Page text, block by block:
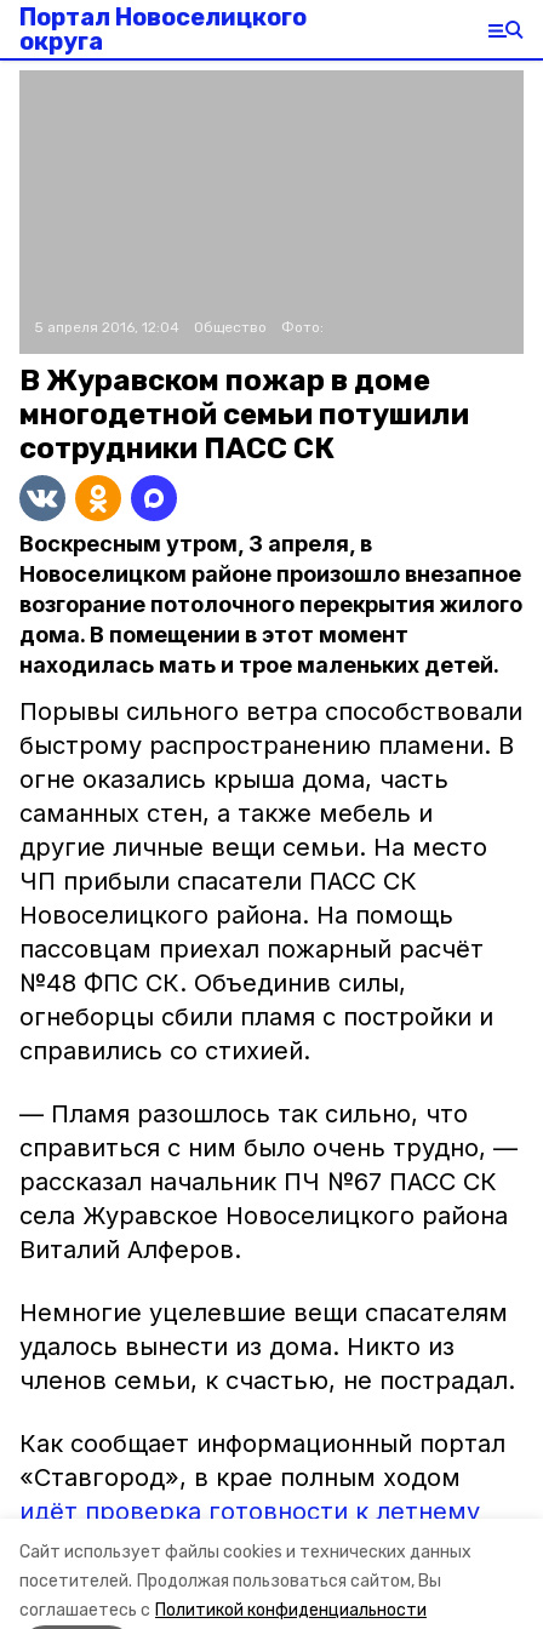
Сайт использует файлы cookies и технических данных
посетителей. Продолжая пользоваться сайтом, Вы
соглашаетесь с Политикой конфиденциальности
Портал Новоселицкого
округа
5 апреля 2016, 12:04 Общество Фото:
В Журавском пожар в доме
многодетной семьи потушили
сотрудники ПАСС СК
Воскресным утром, 3 апреля, в
Новоселицком районе произошло внезапное
возгорание потолочного перекрытия жилого
дома. В помещении в этот момент
находилась мать и трое маленьких детей.
Порывы сильного ветра способствовали
быстрому распространению пламени. В
огне оказались крыша дома, часть
саманных стен, а также мебель и
другие личные вещи семьи. На место
ЧП прибыли спасатели ПАСС СК
Новоселицкого района. На помощь
пассовцам приехал пожарный расчёт
№48 ФПС СК. Объединив силы,
огнеборцы сбили пламя с постройки и
справились со стихией.
— Пламя разошлось так сильно, что
справиться с ним было очень трудно, —
рассказал начальник ПЧ №67 ПАСС СК
села Журавское Новоселицкого района
Виталий Алферов.
Немногие уцелевшие вещи спасателям
удалось вынести из дома. Никто из
членов семьи, к счастью, не пострадал.
Как сообщает информационный портал
«Ставгород», в крае полным ходом
идёт проверка готовности к летнему
сезонуисточников противопожарного
водоснабжения.